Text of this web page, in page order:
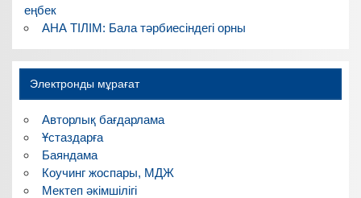
еңбек
АНА ТІЛІМ: Бала тәрбиесіндегі орны
Электронды мұрағат
Авторлық бағдарлама
Ұстаздарға
Баяндама
Коучинг жоспары, МДЖ
Мектеп әкімшілігі